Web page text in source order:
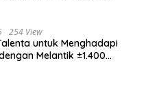
254 View
untuk Menghadapi
Melantik ±1.400